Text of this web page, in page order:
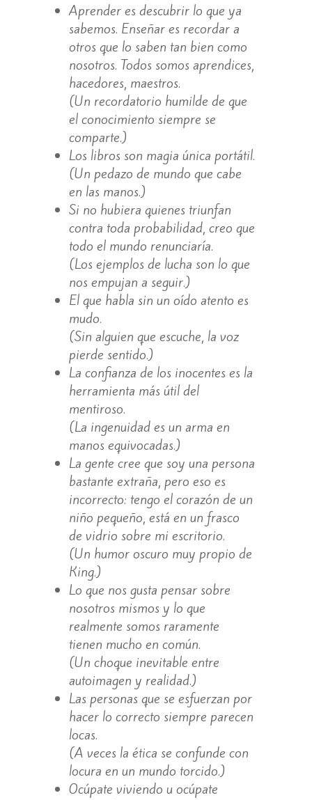
Aprender es descubrir lo que ya
sabemos. Enseñar es recordar a
otros que lo saben tan bien como
nosotros. Todos somos aprendices,
hacedores, maestros.
(Un recordatorio humilde de que
el conocimiento siempre se
comparte.)
Los libros son magia única portátil.
(Un pedazo de mundo que cabe
en las manos.)
Si no hubiera quienes triunfan
contra toda probabilidad, creo que
todo el mundo renunciaría.
(Los ejemplos de lucha son lo que
nos empujan a seguir.)
El que habla sin un oído atento es
mudo.
(Sin alguien que escuche, la voz
pierde sentido.)
La confianza de los inocentes es la
herramienta más útil del
mentiroso.
(La ingenuidad es un arma en
manos equivocadas.)
La gente cree que soy una persona
bastante extraña, pero eso es
incorrecto: tengo el corazón de un
niño pequeño, está en un frasco
de vidrio sobre mi escritorio.
(Un humor oscuro muy propio de
King.)
Lo que nos gusta pensar sobre
nosotros mismos y lo que
realmente somos raramente
tienen mucho en común.
(Un choque inevitable entre
autoimagen y realidad.)
Las personas que se esfuerzan por
hacer lo correcto siempre parecen
locas.
(A veces la ética se confunde con
locura en un mundo torcido.)
Ocúpate viviendo u ocúpate